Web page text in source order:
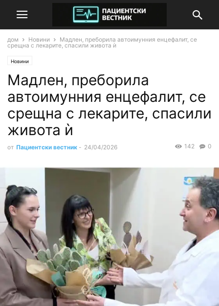
дом Новини
Мадлен, преборила автоимунния енцефалит, се
срещна с лекарите, спасили живота ѝ
Новини
Мадлен, преборила
автоимунния енцефалит, се
срещна с лекарите, спасили
живота ѝ
от Пациентски вестник - 24/04/2026 0
142